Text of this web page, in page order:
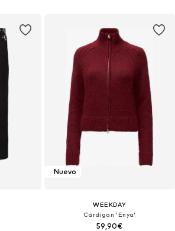
Nuevo
WEEKDAY
Cárdigan 'Enya'
59,90€